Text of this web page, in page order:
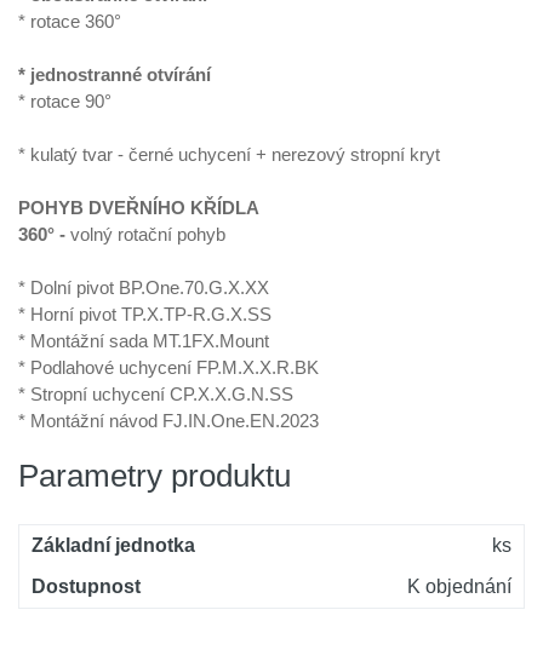
* rotace 360°
* jednostranné otvírání
* rotace 90°
* kulatý tvar - černé uchycení + nerezový stropní kryt
POHYB DVEŘNÍHO KŘÍDLA
360° - volný rotační pohyb
* Dolní pivot BP.One.70.G.X.XX
* Horní pivot TP.X.TP-R.G.X.SS
* Montážní sada MT.1FX.Mount
* Podlahové uchycení FP.M.X.X.R.BK
* Stropní uchycení CP.X.X.G.N.SS
* Montážní návod FJ.IN.One.EN.2023
Parametry produktu
Základní jednotka
ks
Dostupnost
K objednání